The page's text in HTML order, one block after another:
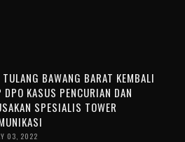
TULANG BAWANG BARAT KEMBALI
DPO KASUS PENCURIAN DAN
SPESIALIS TOWER
03, 2022